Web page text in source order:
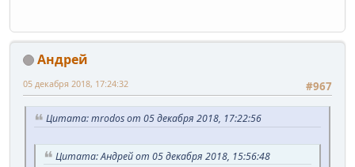
Андрей
#967
05 декабря 2018, 17:24:32
Цитата: mrodos от 05 декабря 2018, 17:22:56
Цитата: Андрей от 05 декабря 2018, 15:56:48